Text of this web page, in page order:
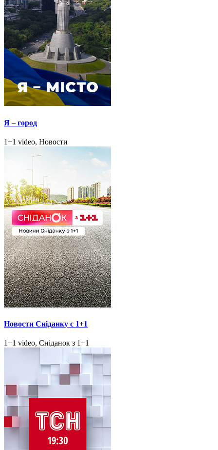
Я – город
1+1 video, Новости
Новости Сніданку с 1+1
1+1 video, Сніданок з 1+1